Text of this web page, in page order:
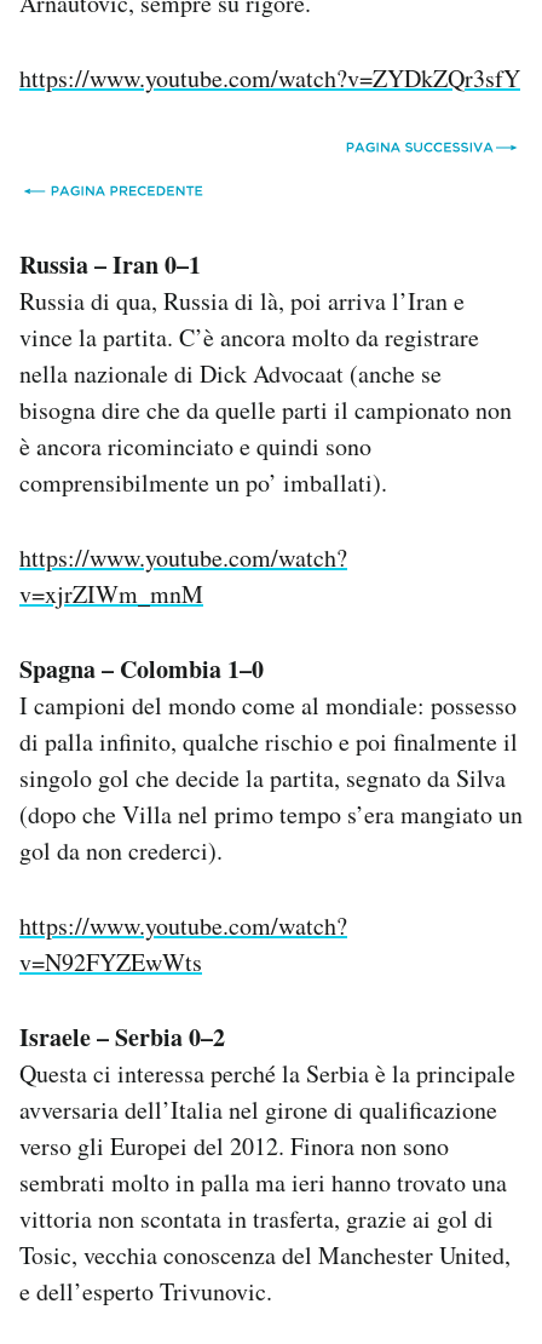
https://www.youtube.com/watch?v=ZYDkZQr3sfY
Russia – Iran 0–1
Russia di qua, Russia di là, poi arriva l’Iran e
vince la partita. C’è ancora molto da registrare
nella nazionale di Dick Advocaat (anche se
bisogna dire che da quelle parti il campionato non
è ancora ricominciato e quindi sono
comprensibilmente un po’ imballati).
https://www.youtube.com/watch?
v=xjrZIWm_mnM
Spagna – Colombia 1–0
I campioni del mondo come al mondiale: possesso
di palla infinito, qualche rischio e poi finalmente il
singolo gol che decide la partita, segnato da Silva
(dopo che Villa nel primo tempo s’era mangiato un
gol da non crederci).
https://www.youtube.com/watch?
v=N92FYZEwWts
Israele – Serbia 0–2
Questa ci interessa perché la Serbia è la principale
avversaria dell’Italia nel girone di qualificazione
verso gli Europei del 2012. Finora non sono
sembrati molto in palla ma ieri hanno trovato una
vittoria non scontata in trasferta, grazie ai gol di
Tosic, vecchia conoscenza del Manchester United,
e dell’esperto Trivunovic.